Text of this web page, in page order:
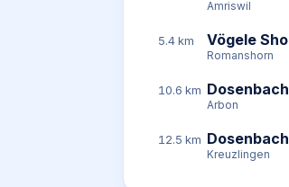
Amriswil
5.4 km Vögele
Romanshorn
10.6 km Dosenbach
Arbon
12.5 km Dosenbach
Kreuzlingen